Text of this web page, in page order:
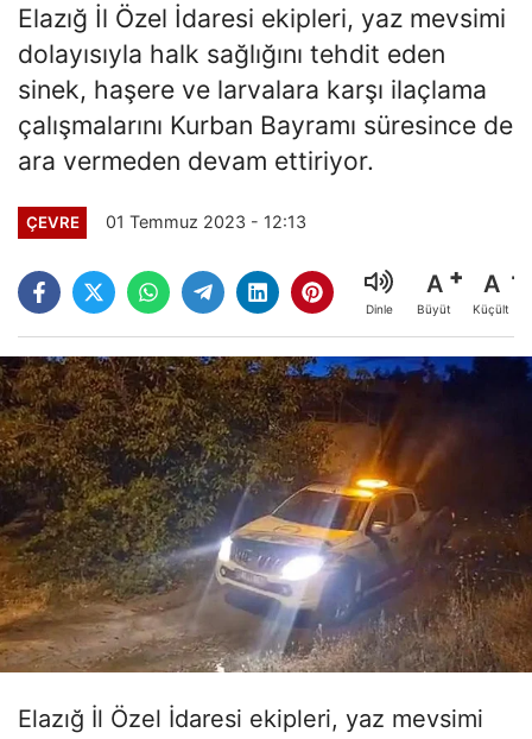
Elazığ İl Özel İdaresi ekipleri, yaz mevsimi
dolayısıyla halk sağlığını tehdit eden
sinek, haşere ve larvalara karşı ilaçlama
çalışmalarını Kurban Bayramı süresince de
ara vermeden devam ettiriyor.
ÇEVRE 01 Temmuz 2023 - 12:13
Dinle
A
Büyüt
A
Küçült
Elazığ İl Özel İdaresi ekipleri, yaz mevsimi